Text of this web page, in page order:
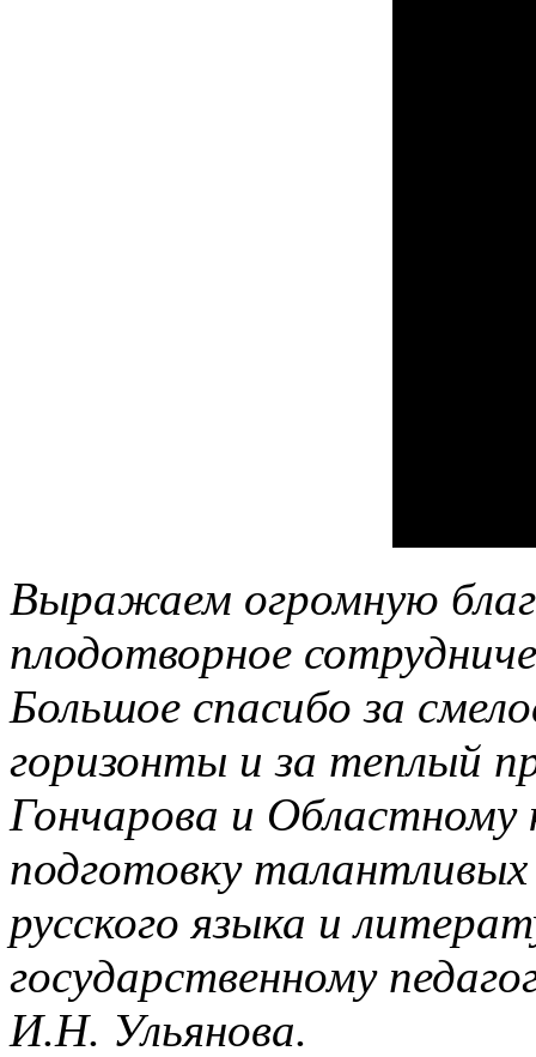
Выражаем огромную
плодотворное
Большое спасибо за
горизонты и за теплый
Гончарова и Областному
подготовку
русского языка и
государственному
И.Н. Ульянова.